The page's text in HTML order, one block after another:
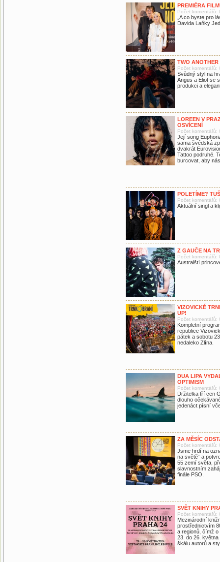
PREMIÉRA
Počet komentářů:
„A co byste pro
Davida Laňky
TWO
Počet komentářů:
Svůdný styl na
Angus a Eliot se
produkci a
LOREEN V
OSVÍCENÍ
Počet komentářů:
Její song
sama švédská
dvakrát
Tattoo podruhé.
burcovat, aby
POLETÍME?
Počet komentářů:
Aktuální singl a
​​Z GAUČE NA
Počet komentářů:
Australští
VIZOVICKÉ
UP!
Počet komentářů:
Kompletní
republice
pátek a sobotu
nedaleko Zlína.
DUA LIPA
OPTIMISM
Počet komentářů:
Držitelka tří cen
dlouho
jedenáct písní
ZA MĚSÍC
Počet komentářů:
Jsme hrdí na
na světě“ a
55 zemí světa,
slavnostním
finále PSO.
SVĚT KNIHY
Počet komentářů:
Mezinárodní
prostřednictvím
a regionů, čímž
23. do 26.
škálu autorů a